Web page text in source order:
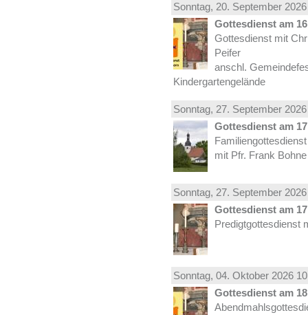
Sonntag, 20. September
Gottesdienst am
Gottesdienst mit
Peifer
anschl.
Kindergartengelände
Sonntag, 27. September
Gottesdienst am
mit Pfr. Frank
Sonntag, 27. September
Gottesdienst am
Predigtgottesdienst
Sonntag, 04. Oktober 2026
Gottesdienst am